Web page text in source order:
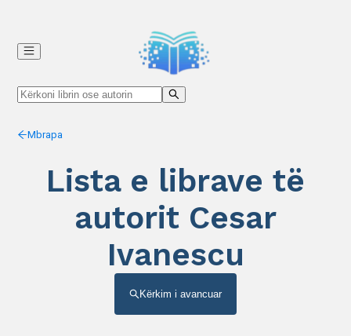
Mbrapa
Lista e librave të
autorit Cesar
Ivanescu
Kërkim i avancuar